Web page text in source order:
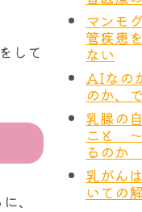
して
、
マンモ
管疾患
ない
AIなの
のか、
乳腺の
こと
るのか
乳がん
いての